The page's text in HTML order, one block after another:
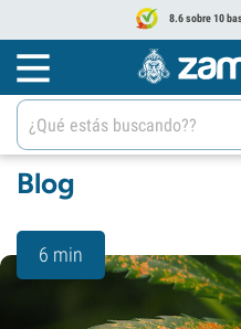
8.6 sobre 10
Blog
6 min